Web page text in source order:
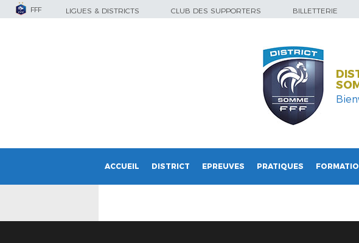
FFF LIGUES & DISTRICTS CLUB DES SUPPORTERS BILLETTERIE
ACCUEIL DISTRICT EPREUVES PRATIQUES